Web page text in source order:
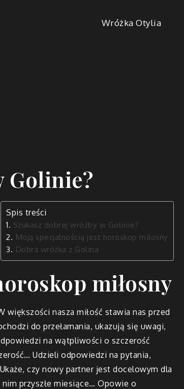
Wróżka Otylia
Golinie?
Spis treści
Szukasz dobrej wróżby w Golinie?
Moją specjalnością jest horoskop miłosny
Dobra wróżka z Golina
miłosny
większości nasza miłość stawia nas przed
do przełamania, ukazują się uwagi,
na wątpliwości o szczerość
Udzieli odpowiedzi na pytania,
czy nowy partner jest docelowym dla
przyszłe miesiące… Opowie o